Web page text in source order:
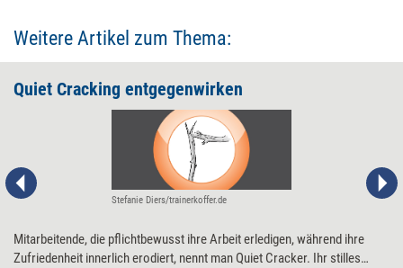
Weitere Artikel zum Thema:
Quiet Cracking entgegenwirken
Stefanie Diers/trainerkoffer.de
Mitarbeitende, die pflichtbewusst ihre Arbeit erledigen, während ihre
Zufriedenheit innerlich erodiert, nennt man Quiet Cracker. Ihr stilles